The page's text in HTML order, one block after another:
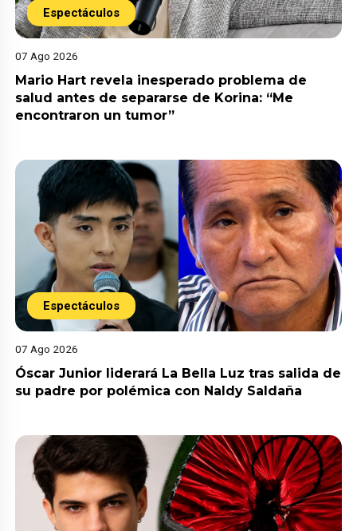
Espectáculos
07 Ago 2026
Mario Hart revela inesperado problema de
salud antes de separarse de Korina: “Me
encontraron un tumor”
Espectáculos
07 Ago 2026
Óscar Junior liderará La Bella Luz tras salida de
su padre por polémica con Naldy Saldaña